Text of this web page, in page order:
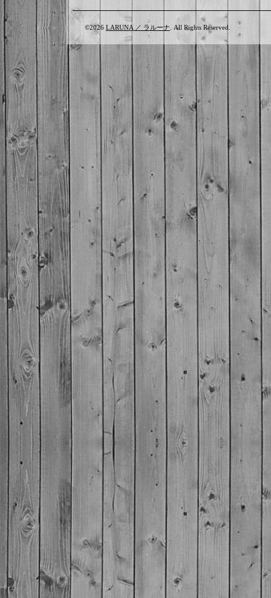
©2026 LARUNA ／ ラルーナ . All Rights Reserved.